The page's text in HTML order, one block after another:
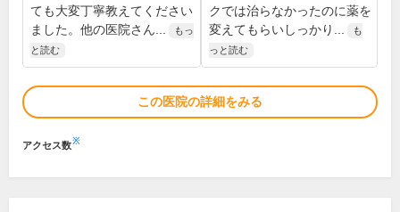
ても大変丁寧教えてください
ました。他の医院さん...
もっ
と読む
クでは治らなかったのに薬を
変えてもらいしっかり...
も
っと読む
この医院の詳細をみる
アクセス数※